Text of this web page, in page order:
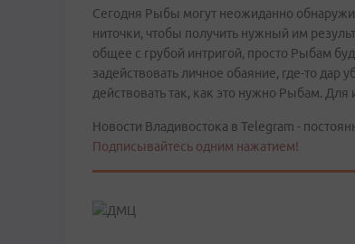
Сегодня Рыбы могут неожиданно
ниточки, чтобы получить нужный им
общее с грубой интригой, просто Рыбам
задействовать личное обаяние, где-то
действовать так, как это нужно Рыбам. Для
Новости Владивостока в Telegram -
Подписывайтесь одним нажатием!